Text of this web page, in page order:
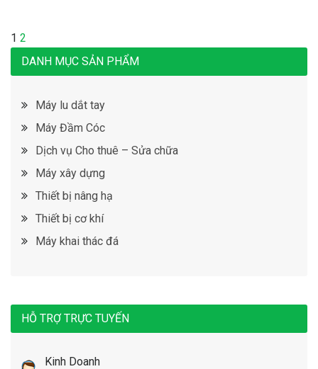
Điều
hướng
bài
viết
Page
1 Page
2
page
DANH MỤC SẢN PHẨM
Máy lu dắt tay
Máy Đầm Cóc
Dịch vụ Cho thuê – Sửa chữa
Máy xây dựng
Thiết bị nâng hạ
Thiết bị cơ khí
Máy khai thác đá
HỖ TRỢ TRỰC TUYẾN
Kinh Doanh